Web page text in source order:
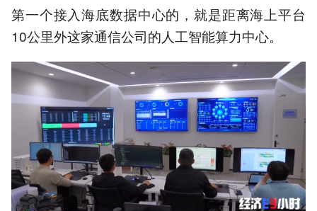
第一个接入海底数据中心的，就是距离海上平台
10公里外这家通信公司的人工智能算力中心。